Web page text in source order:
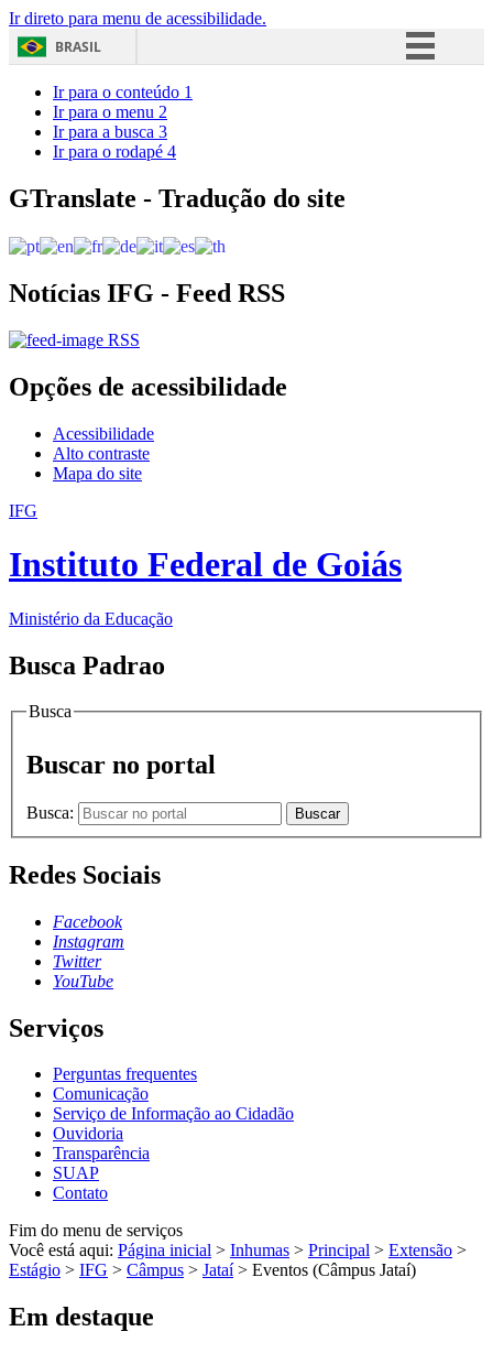
Ir direto para menu de acessibilidade.
BRASIL
Acesso à informação
Ir para o conteúdo 1
Ir para o menu 2
Ir para a busca 3
Ir para o rodapé 4
GTranslate - Tradução do site
Notícias IFG - Feed RSS
RSS
Opções de acessibilidade
Acessibilidade
Alto contraste
Mapa do site
IFG
Instituto Federal de Goiás
Ministério da Educação
Busca Padrao
Busca
Buscar no portal
Busca: Buscar
Redes Sociais
Facebook
Instagram
Twitter
YouTube
Serviços
Perguntas frequentes
Comunicação
Serviço de Informação ao Cidadão
Ouvidoria
Transparência
SUAP
Contato
Fim do menu de serviços
Você está aqui: Página inicial > Inhumas > Principal > Extensão >
Estágio > IFG > Câmpus > Jataí > Eventos (Câmpus Jataí)
Em destaque